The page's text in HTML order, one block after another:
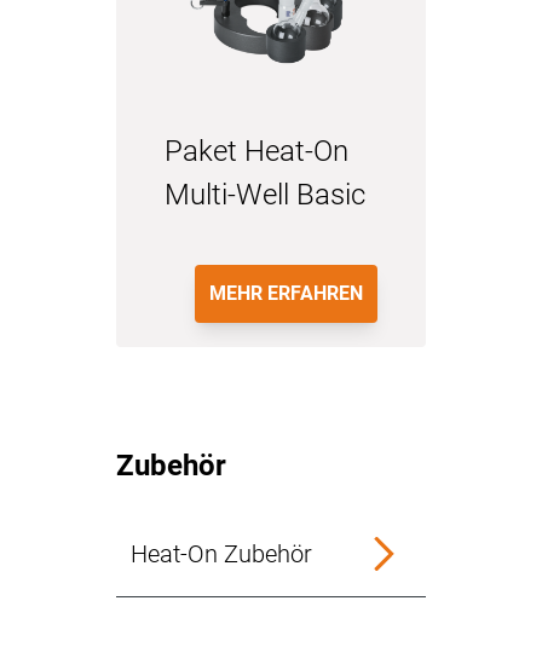
Paket Heat-On
Multi-Well Basic
MEHR ERFAHREN
Zubehör
Heat-On Zubehör